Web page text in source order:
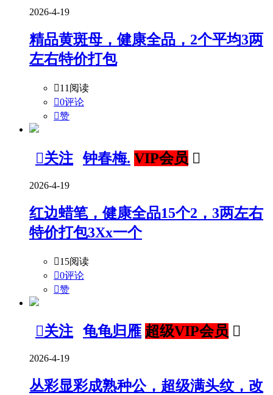
2026-4-19
精品黄斑母，健康全品，2个平均3两
左右特价打包
11阅读
0评论
赞
关注 钟春梅. VIP会员 
2026-4-19
红边蜡笔，健康全品15个2，3两左右
特价打包3Xx一个
15阅读
0评论
赞
关注 龟龟归雁 超级VIP会员 
2026-4-19
丛彩显彩成熟种公，超级满头纹，改